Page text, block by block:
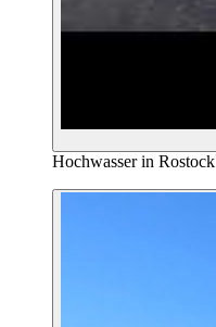
Hochwasser in Rostock